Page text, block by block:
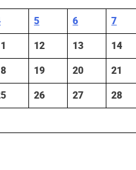
5 6 7
12 13 14
19 20 21
26 27 28